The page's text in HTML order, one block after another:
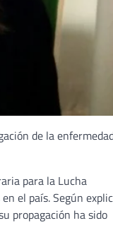
de la
para la Lucha
el país. Según
propagación ha sido